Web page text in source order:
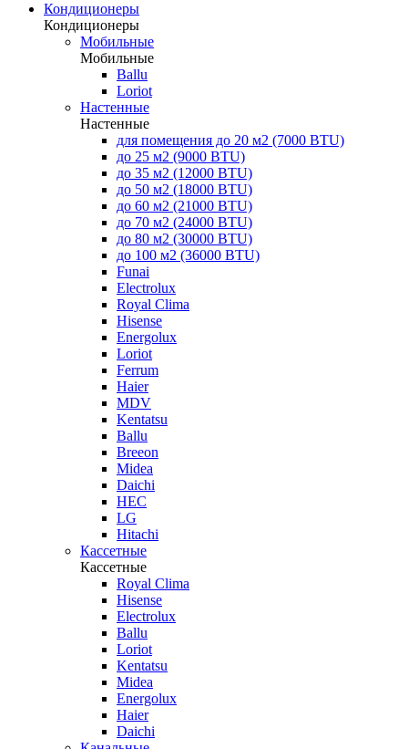
Кондиционеры
Кондиционеры
Мобильные
Мобильные
Ballu
Loriot
Настенные
Настенные
для помещения до 20 м2 (7000 BTU)
до 25 м2 (9000 BTU)
до 35 м2 (12000 BTU)
до 50 м2 (18000 BTU)
до 60 м2 (21000 BTU)
до 70 м2 (24000 BTU)
до 80 м2 (30000 BTU)
до 100 м2 (36000 BTU)
Funai
Electrolux
Royal Clima
Hisense
Energolux
Loriot
Ferrum
Haier
MDV
Kentatsu
Ballu
Breeon
Midea
Daichi
HEC
LG
Hitachi
Кассетные
Кассетные
Royal Clima
Hisense
Electrolux
Ballu
Loriot
Kentatsu
Midea
Energolux
Haier
Daichi